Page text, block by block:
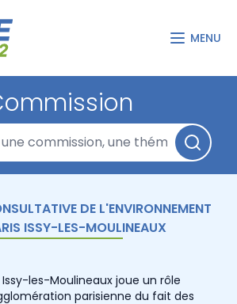
MENU
DE L'ENVIRONNEMENT
ISSY-LES-MOULINEAUX
les-Moulineaux joue un rôle
parisienne du fait des